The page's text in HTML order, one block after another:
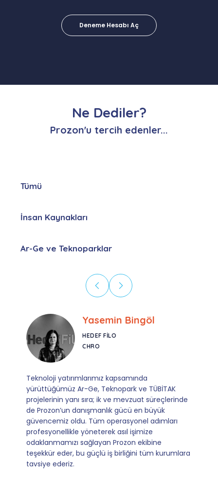
Deneme Hesabı Aç
Ne Dediler?
Prozon'u tercih edenler...
Tümü
İnsan Kaynakları
Ar-Ge ve Teknoparklar
Ebru Kural
CORESYS
SATIŞ YÖNETICISI
Mevzuata uyum, başvuru ve izleme adımlarında
sağladıkları kusursuz yönlendirme sayesinde artık
operasyonlarımızı sıfır kaygı ve tam güvenle
yürütüyoruz. İş birliğimizi bizim için asıl değerli
kılan ise; ihtiyaç duyduğumuz her an ulaşılabilir
olmaları ve sorularımıza aldığımız hızlı geri
dönüşler.